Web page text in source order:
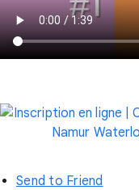
Send to Friend